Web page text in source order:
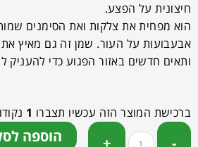
חיצונית על הפצע.
הוא מפחית את צלקות ואת הסימנים
אבעבועות על העור. שמן זה גם מאיץ
ותאים חדשים באזור הפגוע כדי להעניק
ברכישת המוצר הזה עכשיו תצברו 1
הוספה